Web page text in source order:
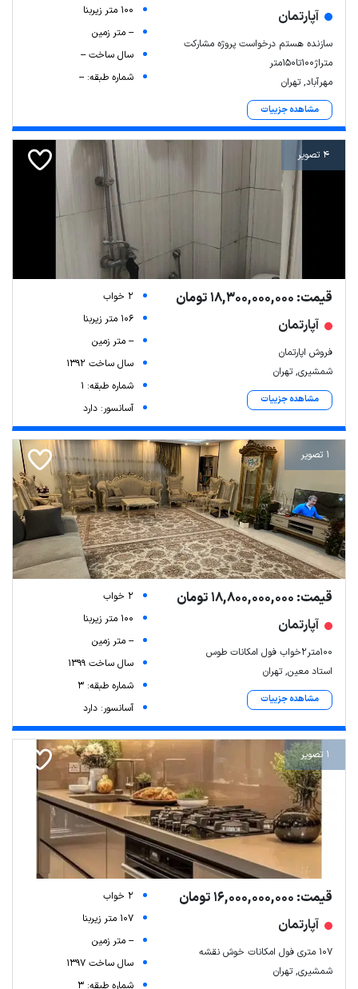
آپارتمان
سازنده هستم درخواست پروژه مشارکت
متراژ۱۰۰تا۱۵۰متر
مهرآباد, تهران
مشاهده جزییات
100 متر زیربنا
-- متر زمین
سال ساخت --
شماره طبقه: --
4 تصویر
قیمت: 18,300,000,000 تومان
آپارتمان
فروش اپارتمان
شمشیری, تهران
مشاهده جزییات
2 خواب
106 متر زیربنا
-- متر زمین
سال ساخت 1392
شماره طبقه: 1
آسانسور: دارد
1 تصویر
قیمت: 18,800,000,000 تومان
آپارتمان
۱۰۰متر۲خواب فول امکانات طوس
استاد معین, تهران
مشاهده جزییات
2 خواب
100 متر زیربنا
-- متر زمین
سال ساخت 1399
شماره طبقه: 3
آسانسور: دارد
1 تصویر
قیمت: 16,000,000,000 تومان
آپارتمان
۱۰۷ متری فول امکانات خوش نقشه
شمشیری, تهران
2 خواب
107 متر زیربنا
-- متر زمین
سال ساخت 1397
شماره طبقه: 3